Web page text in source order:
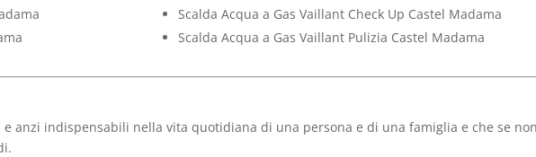
Scalda Acqua a Gas Vaillant Check Up Castel Madama
Scalda Acqua a Gas Vaillant Pulizia Castel Madama
anzi indispensabili nella vita quotidiana di una persona e di una famiglia e che se